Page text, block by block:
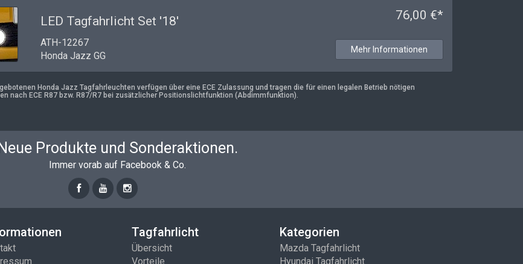
LED Tagfahrlicht Set '18'
ATH-12267
Honda Jazz GG
76,00 €*
Mehr Informationen
Honda Jazz Tagfahrleuchten verfügen über eine ECE Zulassung und tragen die für einen legalen Betrieb nötigen
nach ECE R87 bzw. R87/R7 bei zusätzlicher Positionslichtfunktion (Abdimmfunktion).
Neue Produkte und Sonderaktionen.
Immer vorab auf Facebook & Co.
Tagfahrlicht
Übersicht
Vorteile
Kategorien
Mazda Tagfahrlicht
Hyundai Tagfahrlicht